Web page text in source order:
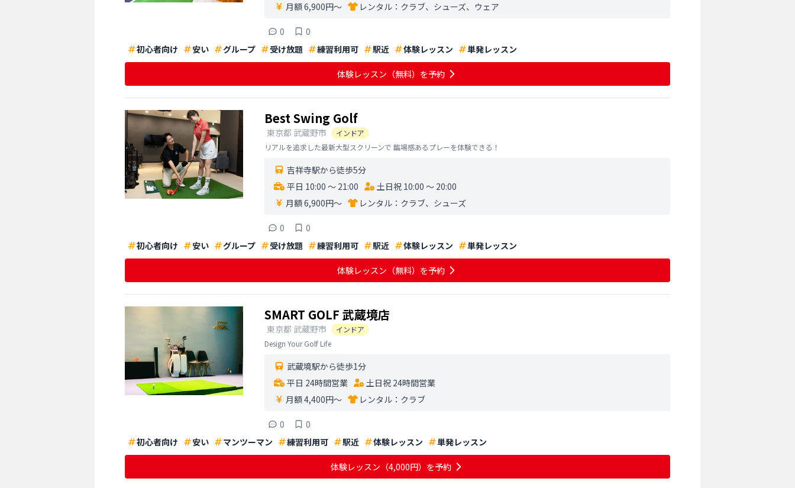
月額 6,900円〜 レンタル： クラブ、シューズ、ウェア
0
0
初心者向け
安い グループ 受け放題 練習利用可 駅近 体験レッスン 単発レッスン
体験レッスン （無料） を予約
Best Swing Golf
東京都 武蔵野市
インドア
リアルを追求した最新大型スクリーンで 臨場感あるプレーを体験できる！
吉祥寺駅から徒歩5分
平日 10:00 〜 21:00
土日祝 10:00 〜 20:00
月額 6,900円〜
レンタル： クラブ、シューズ
0
0
初心者向け
安い グループ 受け放題 練習利用可 駅近 体験レッスン 単発レッスン
体験レッスン （無料） を予約
SMART GOLF 武蔵境店
東京都 武蔵野市
インドア
Design Your Golf Life
武蔵境駅から徒歩1分
平日 24時間営業
土日祝 24時間営業
月額 4,400円〜
レンタル： クラブ
0
0
初心者向け
安い マンツーマン 練習利用可 駅近 体験レッスン 単発レッスン
体験レッスン （4,000円） を予約